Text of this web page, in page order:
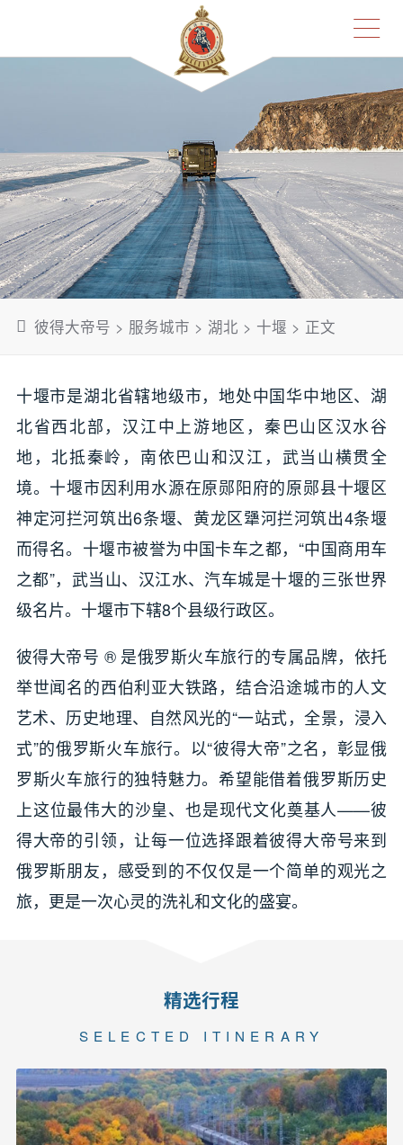
彼得大帝号 > 服务城市 > 湖北 > 十堰 > 正文
十堰市是湖北省辖地级市，地处中国华中地区、湖
北省西北部，汉江中上游地区，秦巴山区汉水谷
地，北抵秦岭，南依巴山和汉江，武当山横贯全
境。十堰市因利用水源在原郧阳府的原郧县十堰区
神定河拦河筑出6条堰、黄龙区犟河拦河筑出4条堰
而得名。十堰市被誉为中国卡车之都，“中国商用车
之都”，武当山、汉江水、汽车城是十堰的三张世界
级名片。十堰市下辖8个县级行政区。
彼得大帝号 ® 是俄罗斯火车旅行的专属品牌，依托
举世闻名的西伯利亚大铁路，结合沿途城市的人文
艺术、历史地理、自然风光的“一站式，全景，浸入
式”的俄罗斯火车旅行。以“彼得大帝”之名，彰显俄
罗斯火车旅行的独特魅力。希望能借着俄罗斯历史
上这位最伟大的沙皇、也是现代文化奠基人——彼
得大帝的引领，让每一位选择跟着彼得大帝号来到
俄罗斯朋友，感受到的不仅仅是一个简单的观光之
旅，更是一次心灵的洗礼和文化的盛宴。
精选行程
SELECTED ITINERARY